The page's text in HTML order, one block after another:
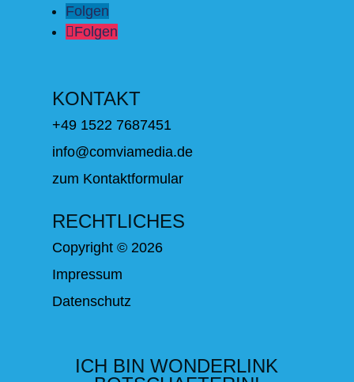
Folgen
Folgen
KONTAKT
+49 1522 7687451
info@comviamedia.de
zum Kontaktformular
RECHTLICHES
Copyright © 2026
Impressum
Datenschutz
ICH BIN WONDERLINK